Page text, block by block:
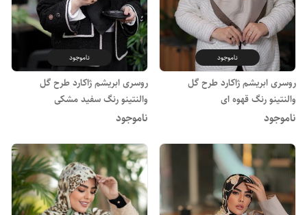
ناموجود
روسری ابریشم ژاکارد طرح گل
والنتینو رنگ قهوه ای
ناموجود
ناموجود
روسری ابریشم ژاکارد طرح گل
والنتینو رنگ سفید مشکی
ناموجود